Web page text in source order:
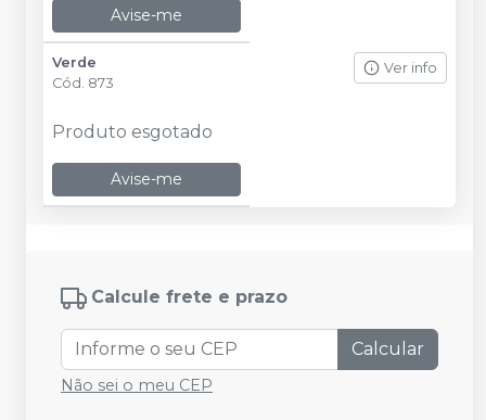
Avise-me
Verde
Cód. 873
Ver info
Produto esgotado
Avise-me
Calcule frete e prazo
Calcular
Não sei o meu CEP